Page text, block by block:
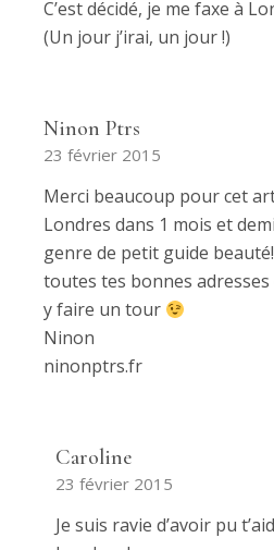
C’est décidé, je me faxe à
(Un jour j’irai, un jour !)
Ninon Ptrs
23 février 2015
Merci beaucoup pour cet
Londres dans 1 mois et
genre de petit guide beauté!
toutes tes bonnes
y faire un tour
Ninon
ninonptrs.fr
Caroline
23 février 2015
Je suis ravie d’avoir pu